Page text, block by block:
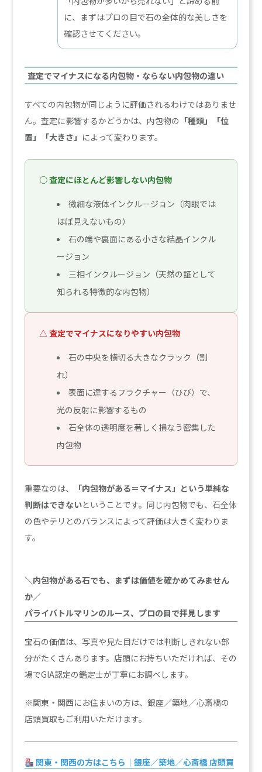
に、まずはプロの目で石の全体的な美しさを
確認させてください。
査定でマイナスになる内包物・ならない内包物の違い
すべての内包物が同じように評価されるわけではありませ
ん。査定に影響するかどうかは、内包物の 「種類」「位
置」「大きさ」 によって変わります。
○ 査定にほとんど影響しない内包物
微細な液体インクルージョン（肉眼では
ほぼ見えないもの）
石の端や裏面にある小さな結晶インクル
ージョン
三相インクルージョン（天然の証として
知られる特徴的な内包物）
△ 査定でマイナスになりやすい内包物
石の中央を横切る大きなクラック（割
れ）
表面に達するフラクチャー（ひび）で、
光の反射に影響するもの
石全体の透明度を著しく損なう密集した
内包物
重要なのは、
「内包物がある＝マイナス」という単純な
判断はできないということです。同じ内包物でも、石全体
の色やテリとのバランスによって評価は大きく変わりま
す。
＼内包物がある石でも、まずは価値を確かめてみません
か／
パライバトルマリンのルース、プロの目で拝見します
宝石の価値は、写真や見た目だけでは判断しきれない部
分がたくさんあります。店頭にお持ちいただければ、その
場でGIA認定の鑑定士が丁寧にお調べします。
※関東・関西にお住まいの方は、銀座／築地／心斎橋の
店頭買取もご利用いただけます。
関東・関西の方はこちら｜銀座／築地／心斎橋 店頭買